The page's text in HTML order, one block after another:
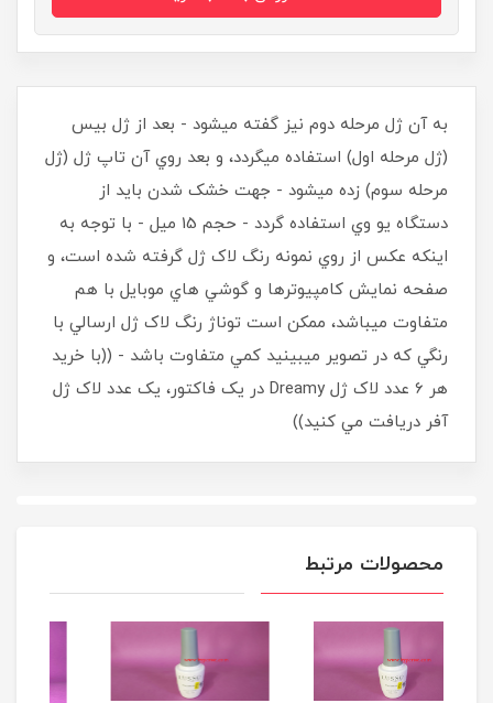
به آن ژل مرحله دوم نيز گفته ميشود - بعد از ژل بيس
(ژل مرحله اول) استفاده ميگردد، و بعد روي آن تاپ ژل (ژل
مرحله سوم) زده ميشود - جهت خشک شدن بايد از
دستگاه يو وي استفاده گردد - حجم 15 ميل - با توجه به
اينکه عکس از روي نمونه رنگ لاک ژل گرفته شده است، و
صفحه نمايش کامپيوترها و گوشي هاي موبايل با هم
متفاوت ميباشد، ممکن است توناژ رنگ لاک ژل ارسالي با
رنگي که در تصوير ميبينيد کمي متفاوت باشد - ((با خريد
هر 6 عدد لاک ژل Dreamy در يک فاکتور، يک عدد لاک ژل
آفر دريافت مي کنيد))
محصولات مرتبط